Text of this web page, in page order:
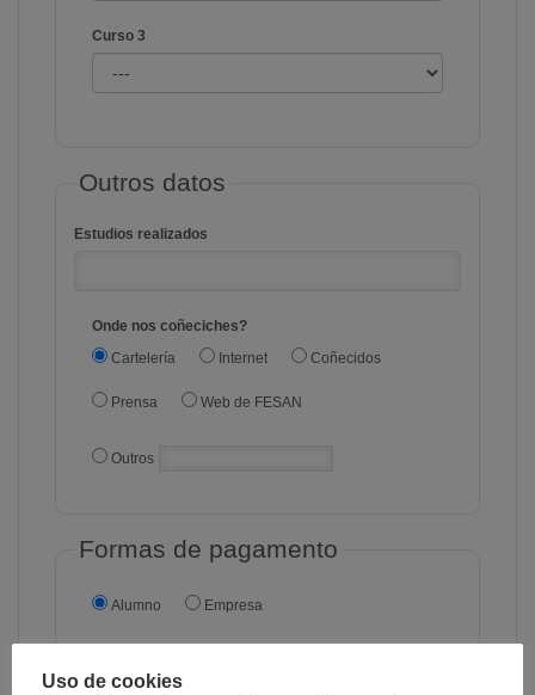
Curso 3
Outros datos
Estudios realizados
Onde nos coñeciches?
Cartelería
Internet Coñecidos
Prensa Web de FESAN
Outros
Formas de pagamento
Alumno Empresa
Tarxeta
Uso de cookies